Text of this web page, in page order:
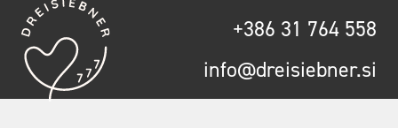
+386 31 764 558
info@dreisiebner.si